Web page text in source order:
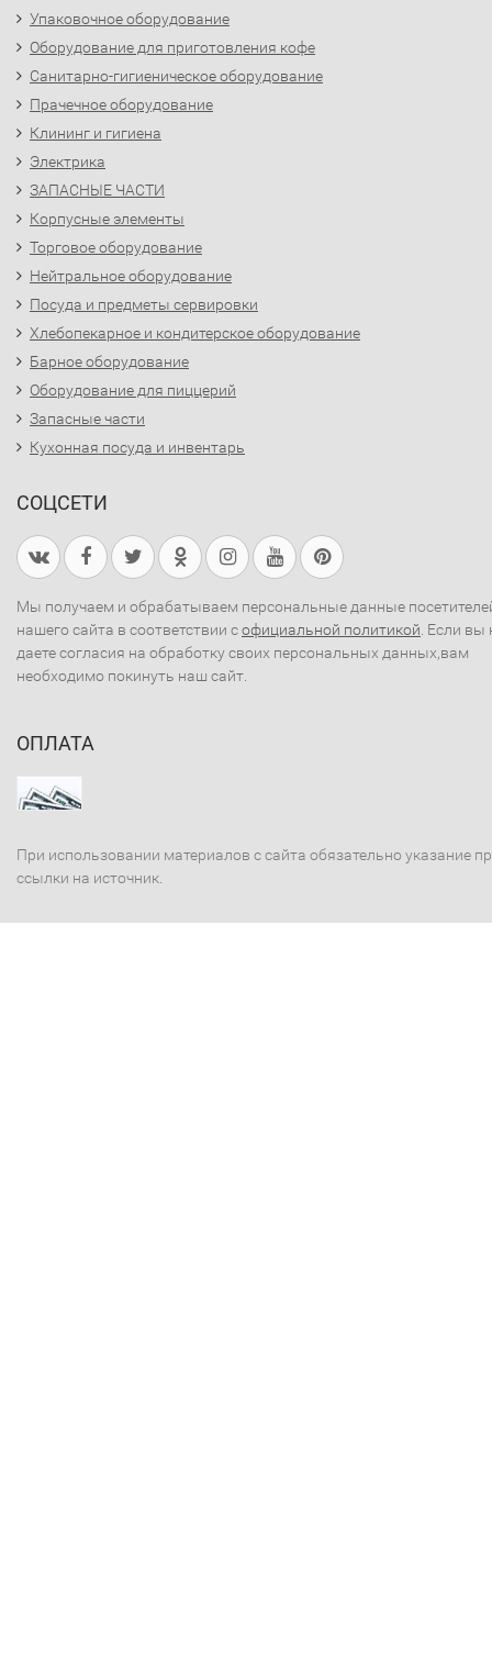
Упаковочное оборудование
Оборудование для приготовления кофе
Санитарно-гигиеническое оборудование
Прачечное оборудование
Клининг и гигиена
Электрика
ЗАПАСНЫЕ ЧАСТИ
Корпусные элементы
Торговое оборудование
Нейтральное оборудование
Посуда и предметы сервировки
Хлебопекарное и кондитерское оборудование
Барное оборудование
Оборудование для пиццерий
Запасные части
Кухонная посуда и инвентарь
СОЦСЕТИ
Мы получаем и обрабатываем персональные данные
нашего сайта в соответствии софициальной политикой . Если вы
даете согласия на обработку своих персональных данных,вам
необходимо покинуть наш сайт.
ОПЛАТА
При использовании материалов с сайта обязательно указание
ссылки на источник.